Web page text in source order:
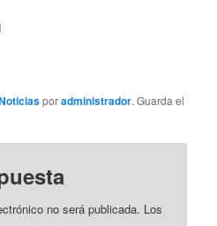
poradministrador. Guarda el
no será publicada. Los